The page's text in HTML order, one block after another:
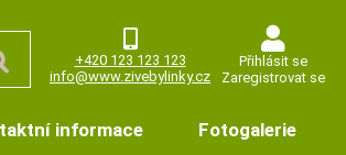
+420 123 123 123
info@www.zivebylinky.cz
Přihlásit se
Zaregistrovat se
informace Fotogalerie